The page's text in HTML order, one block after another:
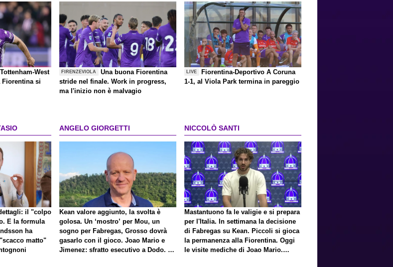
West
Fiorentina si
FIRENZEVIOLA
Una buona Fiorentina
stride nel finale. Work in progress,
ma l'inizio non è malvagio
LIVE
Fiorentina-Deportivo A Coruna
1-1, al Viola Park termina in pareggio
il "colpo
E la formula
ha
matto"
ANGELO GIORGETTI
Kean valore aggiunto, la svolta è
golosa. Un ‘mostro’ per Mou, un
sogno per Fabregas, Grosso dovrà
gasarlo con il gioco. Joao Mario e
Jimenez: sfratto esecutivo a Dodo. E
NICCOLÒ SANTI
Mastantuono fa le valigie e si prepara
per l'Italia. In settimana la decisione
di Fabregas su Kean. Piccoli si gioca
la permanenza alla Fiorentina. Oggi
le visite mediche di Joao Mario.